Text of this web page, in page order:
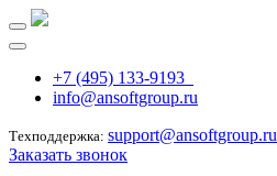
+7 (495) 133-9193
info@ansoftgroup.ru
Техподдержка: support@ansoftgroup.ru
Заказать звонок